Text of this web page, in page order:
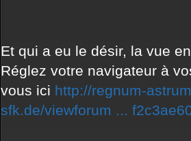
Et qui a eu le désir, la vue
Réglez votre navigateur à
vous ici http://regnum-
sfk.de/viewforum ...